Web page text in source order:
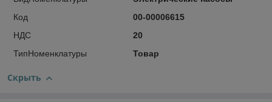
Код
00-00006615
НДС
20
ТипНоменклатуры
Товар
Скрыть